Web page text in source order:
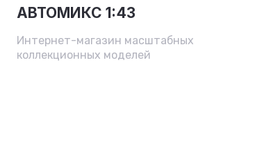
АВТОМИКС 1:43
Интернет-магазин масштабных
коллекционных моделей